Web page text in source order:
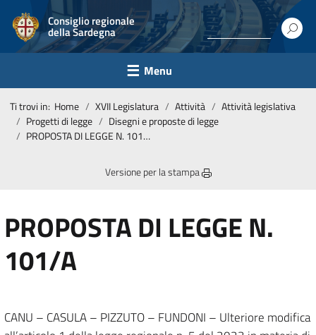
Consiglio regionale
della Sardegna
Menu
Ti trovi in: Home XVII Legislatura Attività
Attività legislativa
Progetti di legge
Disegni e proposte di legge
PROPOSTA DI LEGGE N. 101/A
Versione per la stampa
PROPOSTA DI LEGGE N.
101/A
CANU – CASULA – PIZZUTO – FUNDONI – Ulteriore modifica